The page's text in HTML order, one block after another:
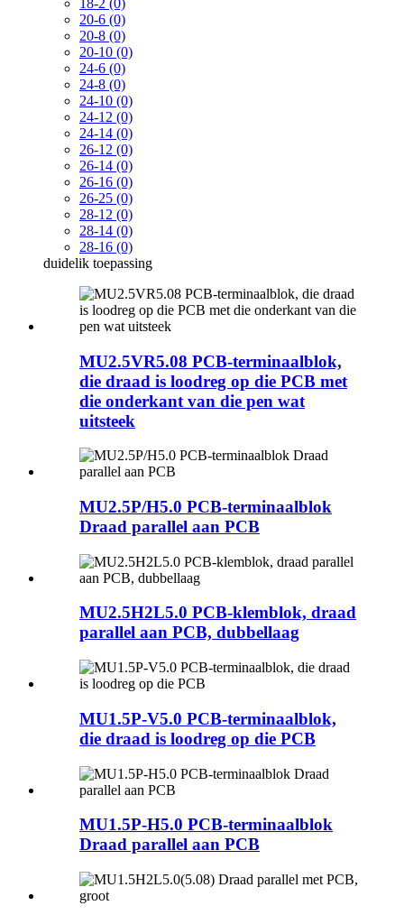
20-6 (0)
20-8 (0)
20-10 (0)
24-6 (0)
24-8 (0)
24-10 (0)
24-12 (0)
24-14 (0)
26-12 (0)
26-14 (0)
26-16 (0)
26-25 (0)
28-12 (0)
28-14 (0)
28-16 (0)
duidelik toepassing
MU2.5VR5.08 ​​PCB-terminaalblok,
die draad is loodreg op die PCB met
die onderkant van die pen wat
uitsteek
MU2.5P/H5.0 PCB-terminaalblok
Draad parallel aan PCB
MU2.5H2L5.0 PCB-klemblok, draad
parallel aan PCB, dubbellaag
MU1.5P-V5.0 PCB-terminaalblok,
die draad is loodreg op die PCB
MU1.5P-H5.0 PCB-terminaalblok
Draad parallel aan PCB